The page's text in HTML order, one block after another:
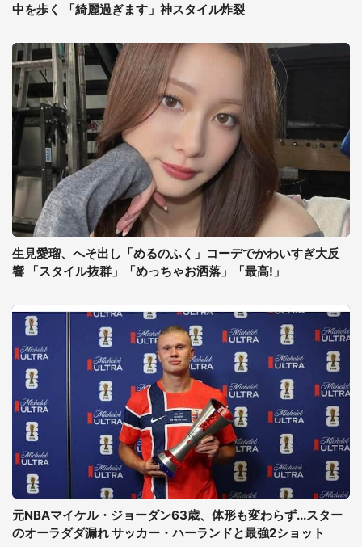
中を歩く 「綺麗過ぎます」神スタイル炸裂
生見愛瑠、へそ出し「めるのふく」コーデでかわいすぎ大反
響 「スタイル抜群」「めっちゃお洒落」「最高!」
元NBAマイケル・ジョーダン63歳、体形も変わらず...スター
のオーラダダ漏れ サッカー・ハーランドと最強2ショット